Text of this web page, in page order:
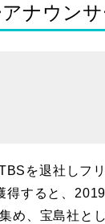
ナウン
を退社しフ
得すると、
め、宝島社と